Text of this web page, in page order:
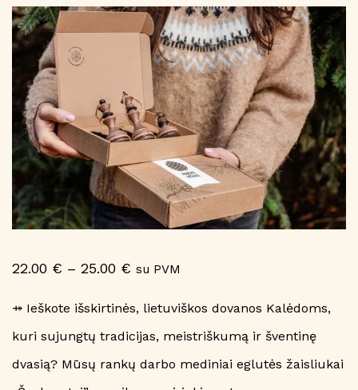
22.00 € – 25.00 € Price
22.00 €
25.00 €
su PVM
⤀ Ieškote išskirtinės, lietuviškos dovanos Kalėdoms,
kuri sujungtų tradicijas, meistriškumą ir šventinę
dvasią? Mūsų rankų darbo mediniai eglutės žaisliukai